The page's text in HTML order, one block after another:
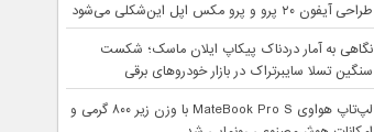
طراحی آیفون ۲۰ پرو و پرو مکس اپل این‌شکلی می‌شود
نگاهی به آمار دردناک پیکاپ ایلان ماسک؛ شکست
سنگین تسلا سایبرتراک در بازار خودروهای برقی
لپ‌تاپ هواوی MateBook Pro S با وزن زیر ۸۰۰ گرمی و